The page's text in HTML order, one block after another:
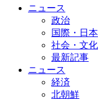
ニュース
政治
国際・日本
社会・文化
最新記事
ニュース
経済
北朝鮮